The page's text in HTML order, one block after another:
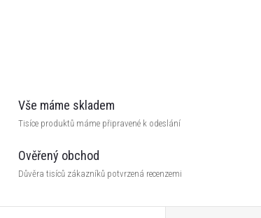
Vše máme skladem
Tisíce produktů máme připravené k odeslání
Ověřený obchod
Důvěra tisíců zákazníků potvrzená recenzemi